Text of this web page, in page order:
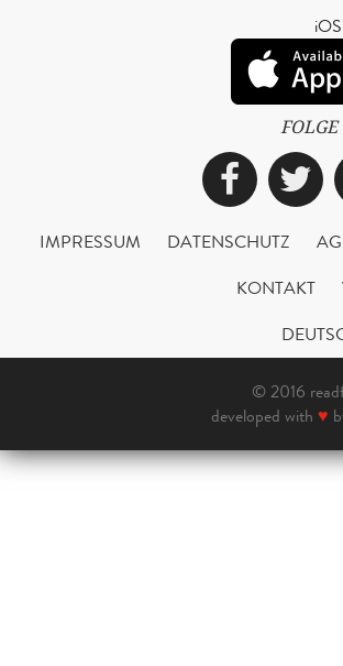
iOS
FOLGE
IMPRESSUM DATENSCHUTZ
KONTAKT
© 2016
developed with ♥